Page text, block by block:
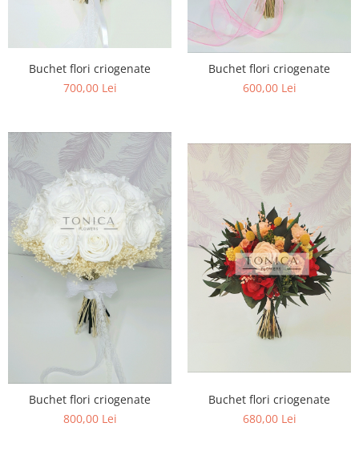
Buchet flori criogenate
700,00 Lei
Buchet flori criogenate
600,00 Lei
Buchet flori criogenate
800,00 Lei
Buchet flori criogenate
680,00 Lei